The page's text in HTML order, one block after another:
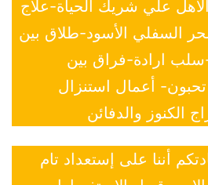
علي شريك الحياة-علاج
السفلي الأسود-طلاق بين
ارادة-فراق بين
أعمال استنزال
الكنوز والدفائن
أننا على إستعداد تام